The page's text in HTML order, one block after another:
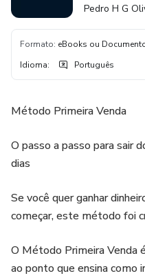
Pedro H G
Formato: eBooks ou
Idioma: Português
Método Primeira Venda
O passo a passo para sair
dias
Se você quer ganhar
começar, este método foi
O Método Primeira Venda
ao ponto que ensina como